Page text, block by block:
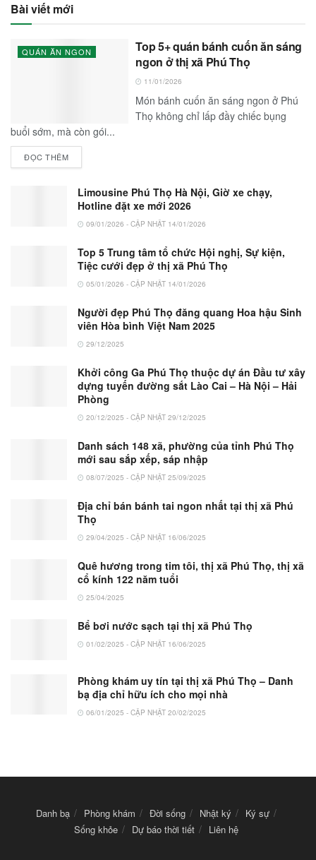
Bài viết mới
QUÁN ĂN NGON
Top 5+ quán bánh cuốn ăn sáng
ngon ở thị xã Phú Thọ
11/01/2026
Món bánh cuốn ăn sáng ngon ở Phú
Thọ không chỉ lấp đầy chiếc bụng
buổi sớm, mà còn gói...
ĐỌC THÊM
Limousine Phú Thọ Hà Nội, Giờ xe chạy,
Hotline đặt xe mới 2026
09/01/2026 - CẬP NHẬT 14/01/2026
Top 5 Trung tâm tổ chức Hội nghị, Sự kiện,
Tiệc cưới đẹp ở thị xã Phú Thọ
05/01/2026 - CẬP NHẬT 14/01/2026
Người đẹp Phú Thọ đăng quang Hoa hậu Sinh
viên Hòa bình Việt Nam 2025
29/12/2025
Khởi công Ga Phú Thọ thuộc dự án Đầu tư xây
dựng tuyến đường sắt Lào Cai – Hà Nội – Hải
Phòng
20/12/2025 - CẬP NHẬT 29/12/2025
Danh sách 148 xã, phường của tỉnh Phú Thọ
mới sau sắp xếp, sáp nhập
08/07/2025 - CẬP NHẬT 25/09/2025
Địa chỉ bán bánh tai ngon nhất tại thị xã Phú
Thọ
29/04/2025 - CẬP NHẬT 16/06/2025
Quê hương trong tim tôi, thị xã Phú Thọ, thị xã
cổ kính 122 năm tuổi
25/04/2025
Bể bơi nước sạch tại thị xã Phú Thọ
01/02/2025 - CẬP NHẬT 16/06/2025
Phòng khám uy tín tại thị xã Phú Thọ – Danh
bạ địa chỉ hữu ích cho mọi nhà
06/01/2025 - CẬP NHẬT 20/02/2025
Danh bạ Phòng khám Đời sống Nhật ký
Ký sự
Sống khỏe
Dự báo thời tiết Liên hệ